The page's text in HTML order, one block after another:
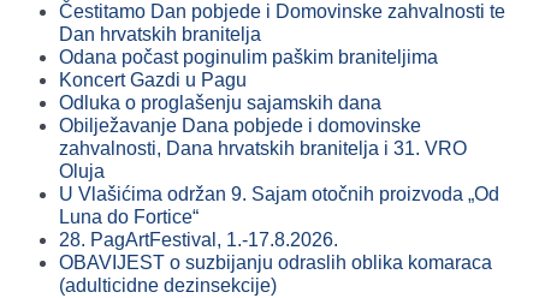
Čestitamo Dan pobjede i Domovinske zahvalnosti te
Dan hrvatskih branitelja
Odana počast poginulim paškim braniteljima
Koncert Gazdi u Pagu
Odluka o proglašenju sajamskih dana
Obilježavanje Dana pobjede i domovinske
zahvalnosti, Dana hrvatskih branitelja i 31. VRO
Oluja
U Vlašićima održan 9. Sajam otočnih proizvoda „Od
Luna do Fortice“
28. PagArtFestival, 1.-17.8.2026.
OBAVIJEST o suzbijanju odraslih oblika komaraca
(adulticidne dezinsekcije)